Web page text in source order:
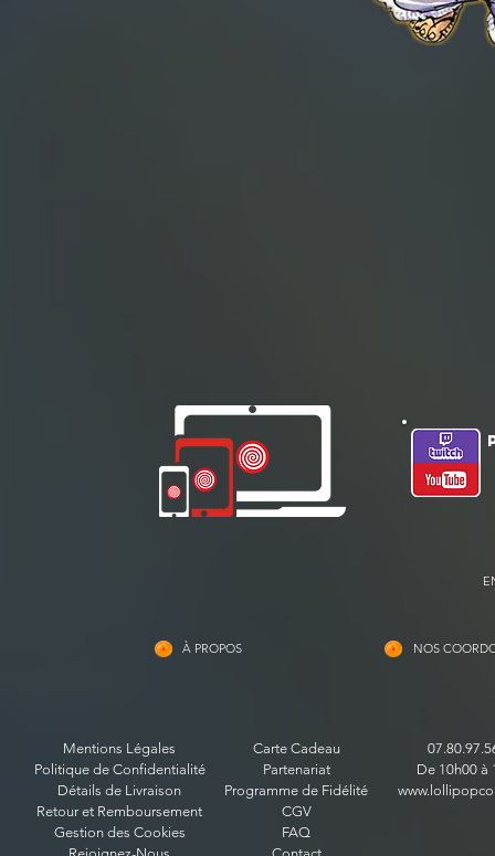
À PROPOS NOS
Mentions Légales
Politique de Confidentialité
Détails de Livraison
Retour et Remboursement
Gestion des Cookies
Carte Cadeau
Partenariat
Programme de Fidélité
CGV
FAQ
De 10h00 à